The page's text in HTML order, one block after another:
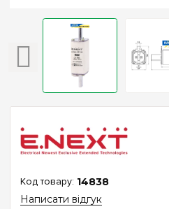
14838
Написати відгук